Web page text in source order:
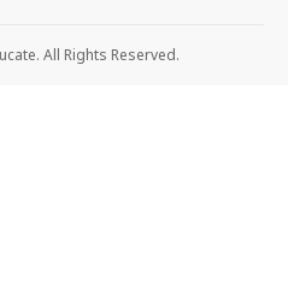
All Rights Reserved.